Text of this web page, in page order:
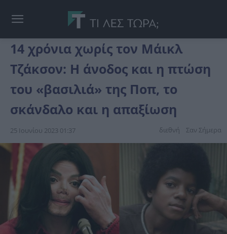
14 χρόνια χωρίς τον Μάικλ
Τζάκσον: Η άνοδος και η πτώση
του «βασιλιά» της Ποπ, το
σκάνδαλο και η απαξίωση
25 Ιουνίου 2023 01:37 διεθνή Σαν Σήμερα